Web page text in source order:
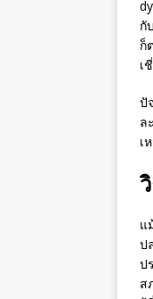
กั
ก็
เ
ปั
ล
เ
แ
ป
ป
ส